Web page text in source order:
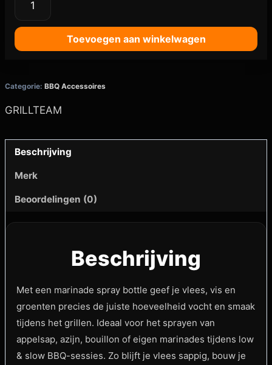
Toevoegen aan winkelwagen
Categorie: BBQ Accessoires
GRILLTEAM
Beschrijving
Merk
Beoordelingen (0)
Beschrijving
Met een marinade spray bottle geef je vlees, vis en
groenten precies de juiste hoeveelheid vocht en smaak
tijdens het grillen. Ideaal voor het sprayen van
appelsap, azijn, bouillon of eigen marinades tijdens low
& slow BBQ-sessies. Zo blijft je vlees sappig, bouw je